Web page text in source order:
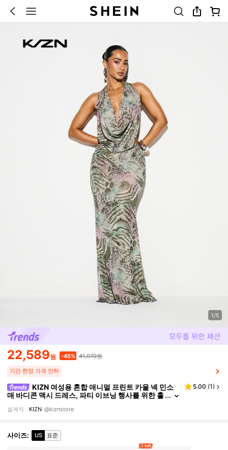
1/5
22,589원 -45% 41,070원
기간 한정 가격 인하
KIZN 여성용 혼합 애니멀 프린트 카울 넥 민소
매 바디콘 맥시 드레스, 파티 이브닝 행사를 위한 홀
5.00 (1)
설계자 KIZN @kiznstore
사이즈: US 표준
3 left